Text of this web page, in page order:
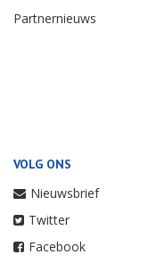
Partnernieuws
VOLG ONS
Nieuwsbrief
Twitter
Facebook